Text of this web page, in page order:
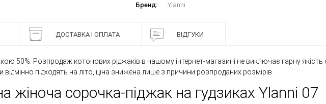
Бренд:
Ylanni
ДОСТАВКА І ОПЛАТА ВІДГУКИ
50%. Розпродаж котонових ріджаків в нашому інтернет-магазині не виключає гарну якість
відмінно підходять на літо, ціна знижена лише з причини розпроданих розмірів.
жіноча сорочка-піджак на гудзиках Ylanni 07